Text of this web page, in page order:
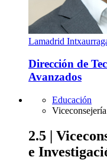
Lamadrid
Dirección de
Avanzados
Educación
2.5 |
e